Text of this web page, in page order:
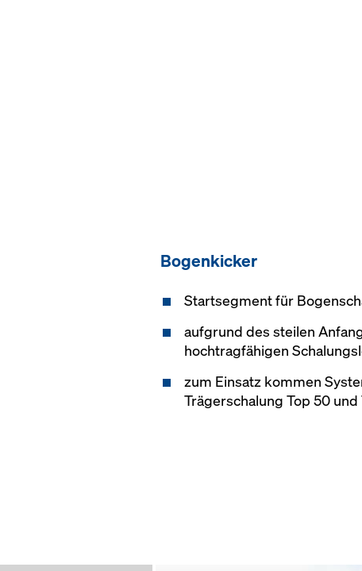
Bogenkicker
Startsegment für
aufgrund des steilen
hochtragfähigen
zum Einsatz kommen
Trägerschalung Top 50 und